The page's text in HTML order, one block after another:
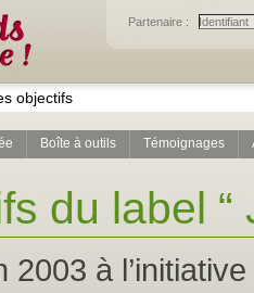
Partenaire :
objectifs
Boîte à outils Témoignages
du label “
2003 à